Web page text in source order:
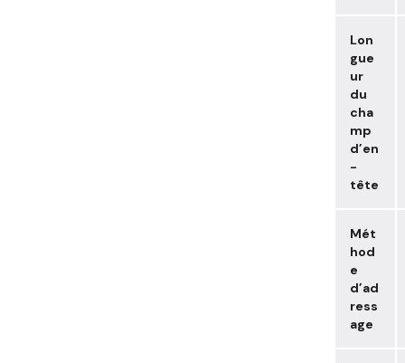
Lon
gue
ur
du
cha
mp
d’en
-
tête
Mét
hod
e
d’ad
ress
age